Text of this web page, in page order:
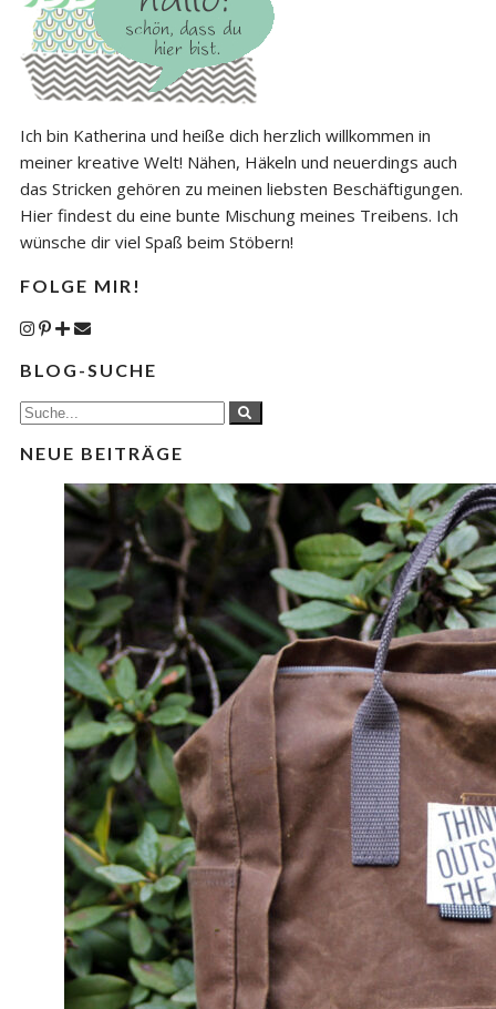
Ich bin Katherina und heiße dich herzlich willkommen in
meiner kreative Welt! Nähen, Häkeln und neuerdings auch
das Stricken gehören zu meinen liebsten Beschäftigungen.
Hier findest du eine bunte Mischung meines Treibens. Ich
wünsche dir viel Spaß beim Stöbern!
FOLGE MIR!
BLOG-SUCHE
NEUE BEITRÄGE